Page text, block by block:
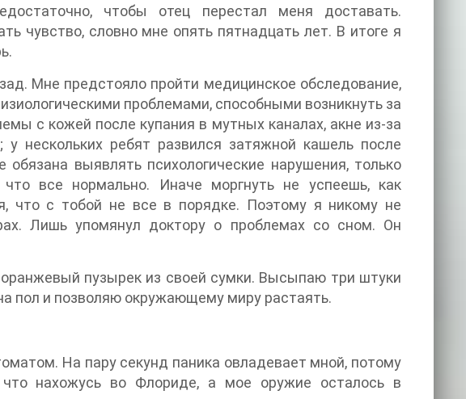
чтобы отец перестал меня доставать.
чувство, словно мне опять пятнадцать лет. В итоге я
Мне предстояло пройти медицинское обследование,
проблемами, способными возникнуть за
с кожей после купания в мутных каналах, акне из-за
у нескольких ребят развился затяжной кашель после
выявлять психологические нарушения, только
все нормально. Иначе моргнуть не успеешь, как
что с тобой не все в порядке. Поэтому я никому не
Лишь упомянул доктору о проблемах со сном. Он
пузырек из своей сумки. Высыпаю три штуки
пол и позволяю окружающему миру растаять.
На пару секунд паника овладевает мной, потому
нахожусь во Флориде, а мое оружие осталось в